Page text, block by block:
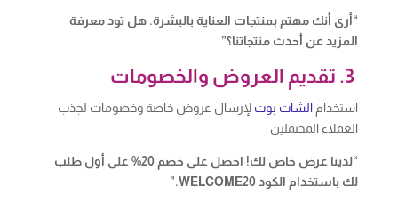
“أرى أنك مهتم بمنتجات العناية بالبشرة. هل تود معرفة
المزيد عن أحدث منتجاتنا؟”
استخدام الشات بوت لإرسال عروض خاصة وخصومات لجذب
العملاء المحتملين
“لدينا عرض خاص لك! احصل على خصم 20% على أول طلب
لك باستخدام الكود WELCOME20.”